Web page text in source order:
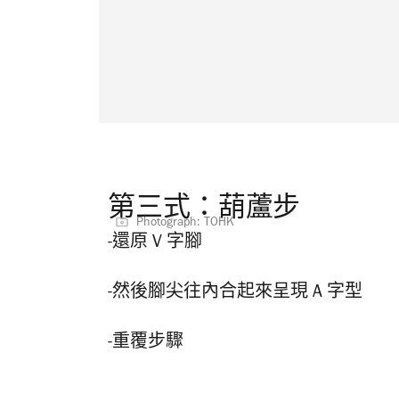
第三式：葫蘆步
Photograph: TOHK
-還原 V 字腳
-然後腳尖往內合起來呈現 A 字型
-重覆步驟